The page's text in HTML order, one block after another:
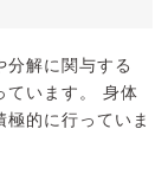
分解に関与する
ています。 身体
的に行っていま